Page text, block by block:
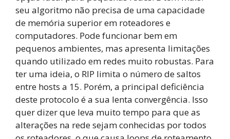
seu algoritmo não precisa de uma capacidade
de memória superior em roteadores e
computadores. Pode funcionar bem em
pequenos ambientes, mas apresenta limitações
quando utilizado em redes muito robustas. Para
ter uma ideia, o RIP limita o número de saltos
entre hosts a 15. Porém, a principal deficiência
deste protocolo é a sua lenta convergência. Isso
quer dizer que leva muito tempo para que as
alterações na rede sejam conhecidas por todos